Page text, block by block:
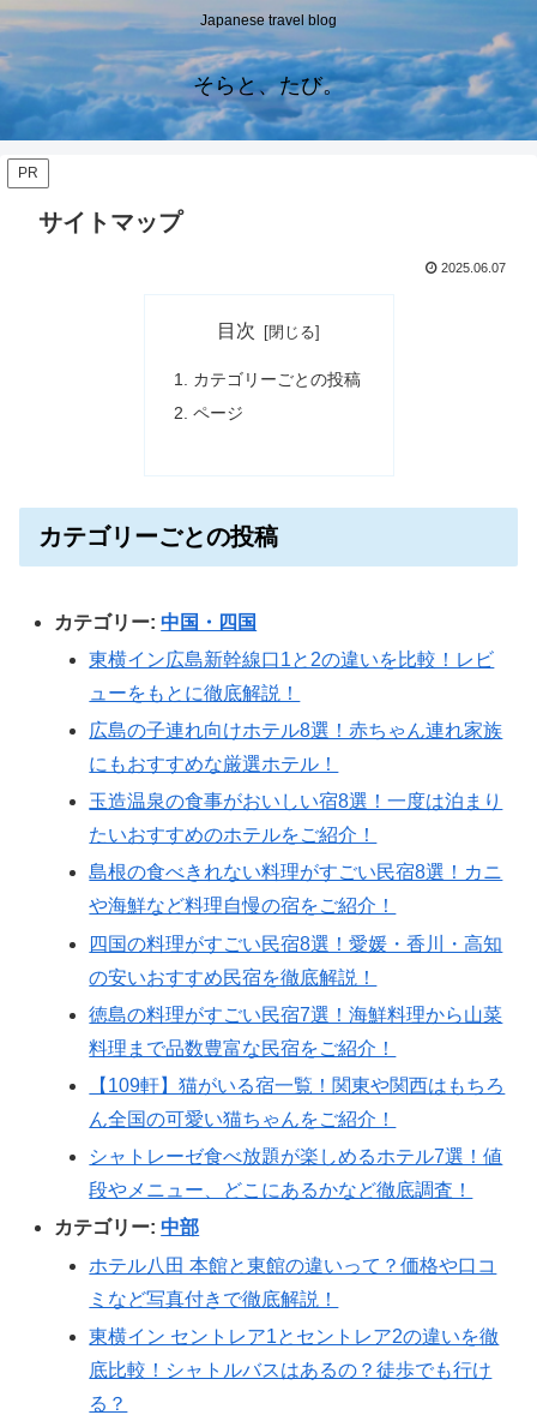
Japanese travel blog
そらと、たび。
PR
サイトマップ
2025.06.07
目次
カテゴリーごとの投稿
ページ
カテゴリーごとの投稿
カテゴリー:中国・四国
東横イン広島新幹線口1と2の違いを比較！レビ
ューをもとに徹底解説！
広島の子連れ向けホテル8選！赤ちゃん連れ家族
にもおすすめな厳選ホテル！
玉造温泉の食事がおいしい宿8選！一度は泊まり
たいおすすめのホテルをご紹介！
島根の食べきれない料理がすごい民宿8選！カニ
や海鮮など料理自慢の宿をご紹介！
四国の料理がすごい民宿8選！愛媛・香川・高知
の安いおすすめ民宿を徹底解説！
徳島の料理がすごい民宿7選！海鮮料理から山菜
料理まで品数豊富な民宿をご紹介！
【109軒】猫がいる宿一覧！関東や関西はもちろ
ん全国の可愛い猫ちゃんをご紹介！
シャトレーゼ食べ放題が楽しめるホテル7選！値
段やメニュー、どこにあるかなど徹底調査！
カテゴリー:中部
ホテル八田 本館と東館の違いって？価格や口コ
ミなど写真付きで徹底解説！
東横イン セントレア1とセントレア2の違いを徹
底比較！シャトルバスはあるの？徒歩でも行け
る？